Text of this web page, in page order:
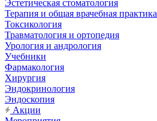
Эстетическая стоматология
Терапия и общая врачебная практика
Токсикология
Травматология и ортопедия
Урология и андрология
Учебники
Фармакология
Хирургия
Эндокринология
Эндоскопия
Акции